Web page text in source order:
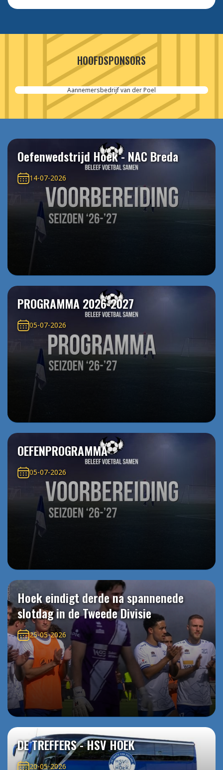
HOOFDSPONSORS
Aannemersbedrijf van der Poel
Oefenwedstrijd Hoek - NAC Breda
14-07-2026
PROGRAMMA 2026-2027
05-07-2026
OEFENPROGRAMMA
05-07-2026
Hoek eindigt derde na spannenede
slotdag in de Tweede Divisie
25-05-2026
DE TREFFERS - HSV HOEK
20-05-2026